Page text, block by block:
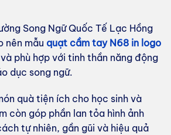
Song Ngữ Quốc Tế Lạc Hồng
nên mẫu quạt cầm tay N68 in logo
phù hợp với tinh thần năng động
dục song ngữ.
quà tiện ích cho học sinh và
còn góp phần lan tỏa hình ảnh
tự nhiên, gần gũi và hiệu quả